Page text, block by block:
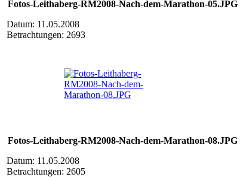
Fotos-Leithaberg-RM2008-Nach-dem-Marathon-05.JPG
Datum: 11.05.2008
Betrachtungen: 2693
Fotos-Leithaberg-RM2008-Nach-dem-Marathon-08.JPG
Datum: 11.05.2008
Betrachtungen: 2605